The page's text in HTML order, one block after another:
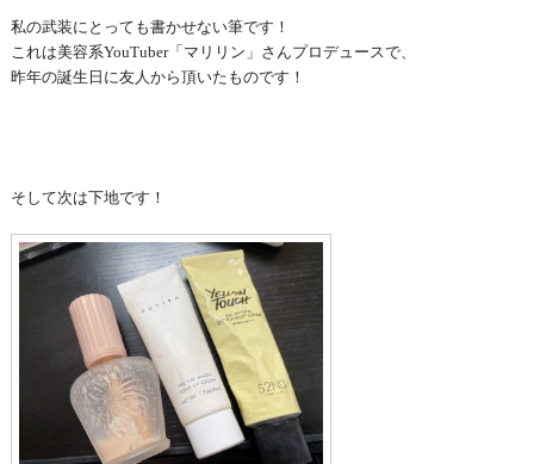
私の武装にとっても書かせない筆です！
これは美容系YouTuber「マリリン」さんプロデュースで、
昨年の誕生日に友人から頂いたものです！
そして次は下地です！